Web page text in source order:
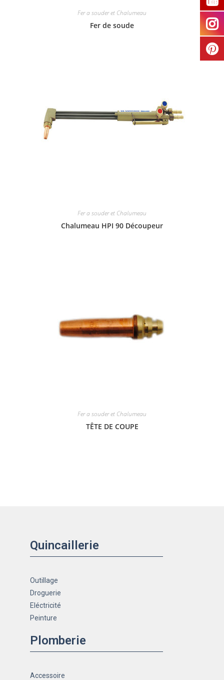
Fer a souder et Chalumeau
Fer de soude
Fer a souder et Chalumeau
Chalumeau HPI 90 Découpeur
Fer a souder et Chalumeau
TÊTE DE COUPE
Quincaillerie
Outillage
Droguerie
Eléctricité
Peinture
Plomberie
Accessoire